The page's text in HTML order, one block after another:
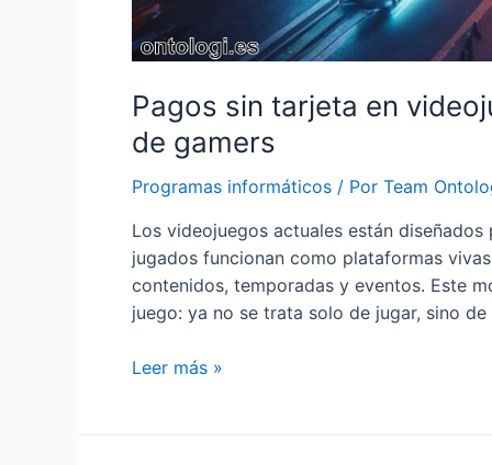
Pagos sin tarjeta en
de gamers
Programas informáticos / Por Team
Los videojuegos actuales están
jugados funcionan como plataformas
contenidos, temporadas y eventos. Este
juego: ya no se trata solo de jugar, sino
Pagos
Leer más »